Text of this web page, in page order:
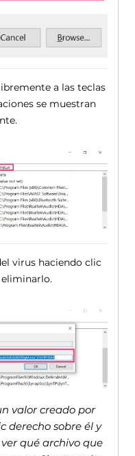
a las teclas
se muestran
virus haciendo clic
valor creado por
derecho sobre él y
qué archivo que